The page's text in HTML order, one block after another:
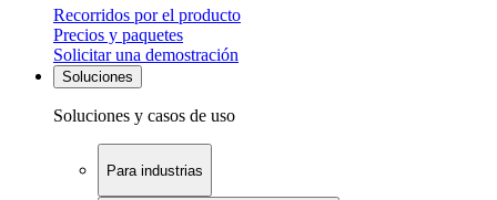
Recorridos por el producto
Precios y paquetes
Solicitar una demostración
Soluciones
Soluciones y casos de uso
Para industrias